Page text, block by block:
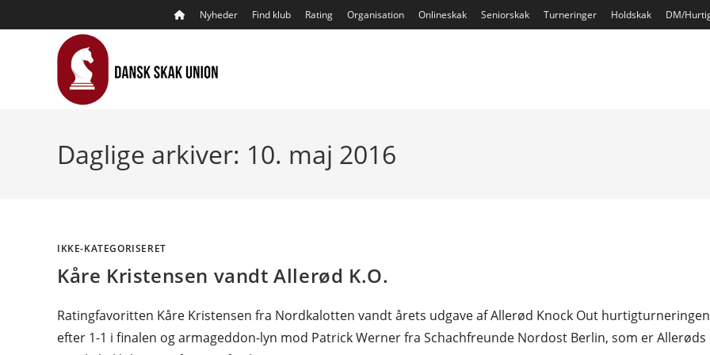
to
Nyheder Find klub Rating Organisation Onlineskak Seniorskak Turneringer Holdskak DM/
Daglige arkiver: 10. maj 2016
IKKE-KATEGORISERET
Kåre Kristensen vandt Allerød K.O.
Ratingfavoritten Kåre Kristensen fra Nordkalotten vandt årets udgave af Allerød Knock Out hurtigturneringen
efter 1-1 i finalen og armageddon-lyn mod Patrick Werner fra Schachfreunde Nordost Berlin, som er Allerøds